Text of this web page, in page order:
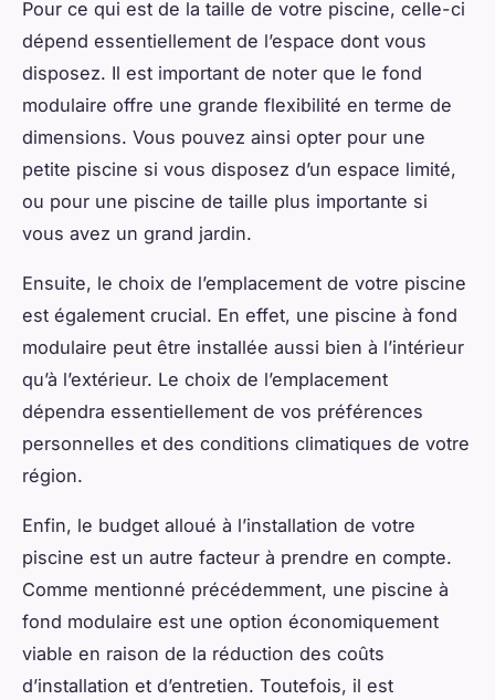
Pour ce qui est de la taille de votre piscine, celle-ci
dépend essentiellement de l’espace dont vous
disposez. Il est important de noter que le fond
modulaire offre une grande flexibilité en terme de
dimensions. Vous pouvez ainsi opter pour une
petite piscine si vous disposez d’un espace limité,
ou pour une piscine de taille plus importante si
vous avez un grand jardin.
Ensuite, le choix de l’emplacement de votre piscine
est également crucial. En effet, une piscine à fond
modulaire peut être installée aussi bien à l’intérieur
qu’à l’extérieur. Le choix de l’emplacement
dépendra essentiellement de vos préférences
personnelles et des conditions climatiques de votre
région.
Enfin, le budget alloué à l’installation de votre
piscine est un autre facteur à prendre en compte.
Comme mentionné précédemment, une piscine à
fond modulaire est une option économiquement
viable en raison de la réduction des coûts
d’installation et d’entretien. Toutefois, il est